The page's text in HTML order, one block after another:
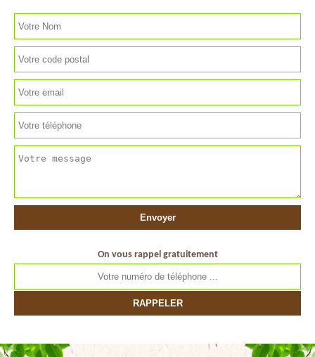
On vous rappel gratuitement